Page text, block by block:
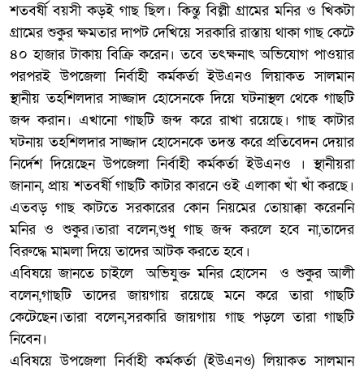
শতবর্ষী বয়সী কড়ই গাছ ছিল। কিন্তু বিল্লী গ্রামের মনির ও খিকটা
গ্রামের শুকুর ক্ষমতার দাপট দেখিয়ে সরকারি রাস্তায় থাকা গাছ কেটে
৪০ হাজার টাকায় বিক্রি করেন। তবে তৎক্ষনাৎ অভিযোগ পাওয়ার
পরপরই উপজেলা নির্বাহী কর্মকর্তা ইউএনও লিয়াকত সালমান
স্থানীয় তহশিলদার সাজ্জাদ হোসেনকে দিয়ে ঘটনাস্থল থেকে গাছটি
জব্দ করান। এখানো গাছটি জব্দ করে রাখা রয়েছে। গাছ কাটার
ঘটনায় তহশিলদার সাজ্জাদ হোসেনকে তদন্ত করে প্রতিবেদন দেয়ার
নির্দেশ দিয়েছেন উপজেলা নির্বাহী কর্মকর্তা ইউএনও । স্থানীয়রা
জানান, প্রায় শতবর্ষী গাছটি কাটার কারনে ওই এলাকা খাঁ খাঁ করছে।
এতবড় গাছ কাটতে সরকারের কোন নিয়মের তোয়াক্কা করেননি
মনির ও শুকুর।তারা বলেন,শুধু গাছ জব্দ করলে হবে না,তাদের
বিরুদ্ধে মামলা দিয়ে তাদের আটক করতে হবে।
এবিষয়ে জানতে চাইলে অভিযুক্ত মনির হোসেন ও শুকুর আলী
বলেন,গাছটি তাদের জায়গায় রয়েছে মনে করে তারা গাছটি
কেটেছেন।তারা বলেন,সরকারি জায়গায় গাছ পড়লে তারা গাছটি
নিবেন।
এবিষয়ে উপজেলা নির্বাহী কর্মকর্তা (ইউএনও) লিয়াকত সালমান